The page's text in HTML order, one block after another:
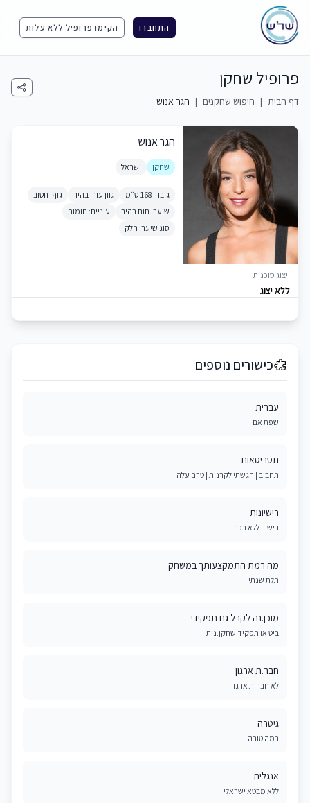
התחברו הקימו פרופיל ללא עלות
פרופיל שחקן
דף הבית | חיפוש שחקנים | הגר אנוש
ייצוג סוכנות
ללא יצוג
הגר אנוש
שחקן ישראל
גובה: 168 ס״מ גוון עור: בהיר
גוף: חטוב
שיער: חום בהיר
עיניים: חומות
סוג שיער: חלק
כישורים נוספים
עברית
שפת אם
תסריטאות
תחביב | הגשתי לקרנות | טרם עלה
רישיונות
רישיון ללא רכב
מה רמת התמקצעותך במשחק
תלת שנתי
מוכן.נה לקבל גם תפקידי
ביט או תפקיד שחקן.נית
חבר.ת ארגון
לא חבר.ת ארגון
גיטרה
רמה טובה
אנגלית
ללא מבטא ישראלי